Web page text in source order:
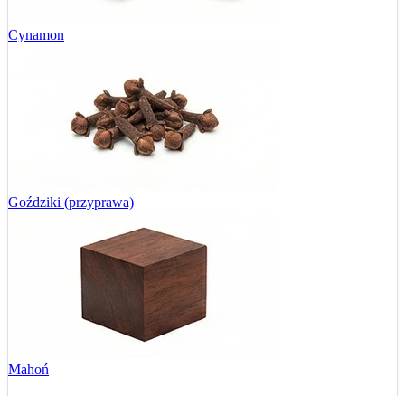
Cynamon
Goździki (przyprawa)
Mahoń